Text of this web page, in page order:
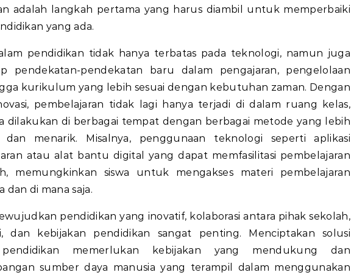
adalah langkah pertama yang harus diambil untuk memperbaiki
yang ada.
pendidikan tidak hanya terbatas pada teknologi, namun juga
pendekatan-pendekatan baru dalam pengajaran, pengelolaan
kurikulum yang lebih sesuai dengan kebutuhan zaman. Dengan
pembelajaran tidak lagi hanya terjadi di dalam ruang kelas,
dilakukan di berbagai tempat dengan berbagai metode yang lebih
dan menarik. Misalnya, penggunaan teknologi seperti aplikasi
atau alat bantu digital yang dapat memfasilitasi pembelajaran
memungkinkan siswa untuk mengakses materi pembelajaran
dan di mana saja.
pendidikan yang inovatif, kolaborasi antara pihak sekolah,
dan kebijakan pendidikan sangat penting. Menciptakan solusi
memerlukan kebijakan yang mendukung dan
sumber daya manusia yang terampil dalam menggunakan